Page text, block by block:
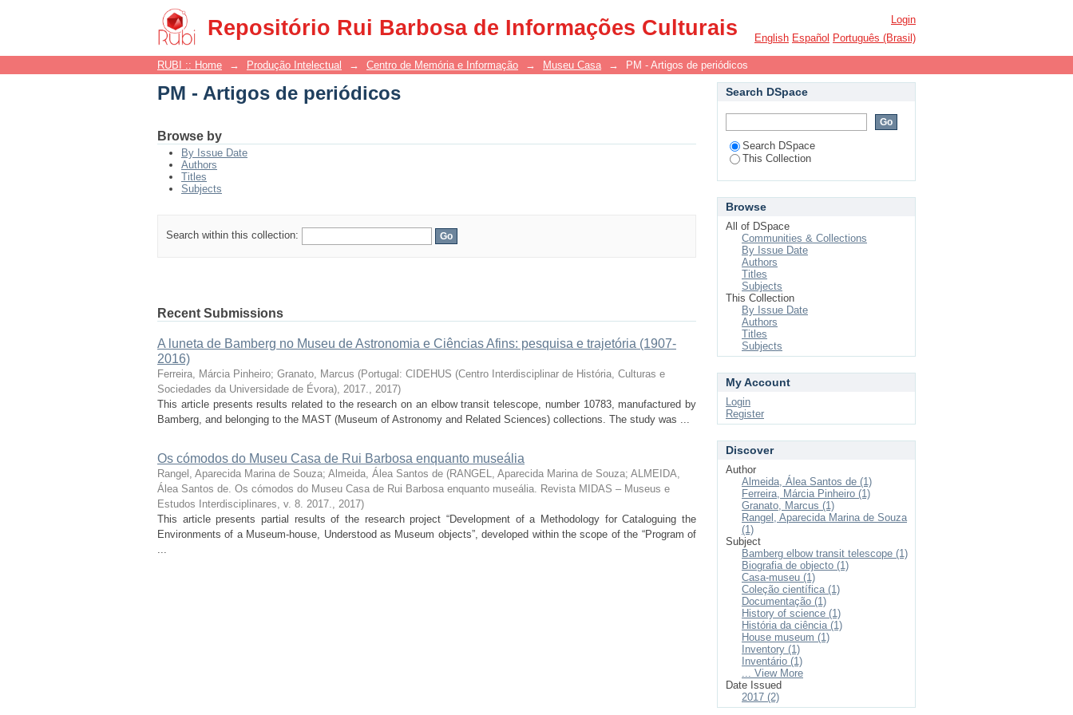
Repositório Rui Barbosa de Informações Culturais
PM - Artigos de periódicos
Login
English Español Português (Brasil)
RUBI :: Home → Produção Intelectual → Centro de Memória e Informação → Museu Casa → PM - Artigos de periódicos
PM - Artigos de periódicos
Browse by
By Issue Date
Authors
Titles
Subjects
Search within this collection:
Recent Submissions
A luneta de Bamberg no Museu de Astronomia e Ciências Afins: pesquisa e trajetória (1907-
2016)
Ferreira, Márcia Pinheiro; Granato, Marcus (Portugal: CIDEHUS (Centro Interdisciplinar de História, Culturas e
Sociedades da Universidade de Évora), 2017., 2017)
This article presents results related to the research on an elbow transit telescope, number 10783, manufactured by
Bamberg, and belonging to the MAST (Museum of Astronomy and Related Sciences) collections. The study was ...
Os cómodos do Museu Casa de Rui Barbosa enquanto museália
Rangel, Aparecida Marina de Souza; Almeida, Álea Santos de (RANGEL, Aparecida Marina de Souza; ALMEIDA,
Álea Santos de. Os cómodos do Museu Casa de Rui Barbosa enquanto museália. Revista MIDAS – Museus e
Estudos Interdisciplinares, v. 8. 2017., 2017)
This article presents partial results of the research project “Development of a Methodology for Cataloguing the
Environments of a Museum-house, Understood as Museum objects”, developed within the scope of the “Program of
...
Search DSpace
Search DSpace
This Collection
Browse
All of DSpace
Communities & Collections
By Issue Date
Authors
Titles
Subjects
This Collection
By Issue Date
Authors
Titles
Subjects
My Account
Login
Register
Discover
Author
Almeida, Álea Santos de (1)
Ferreira, Márcia Pinheiro (1)
Granato, Marcus (1)
Rangel, Aparecida Marina de Souza
(1)
Subject
Bamberg elbow transit telescope (1)
Biografia de objecto (1)
Casa-museu (1)
Coleção científica (1)
Documentação (1)
History of science (1)
História da ciência (1)
House museum (1)
Inventory (1)
Inventário (1)
... View More
Date Issued
2017 (2)